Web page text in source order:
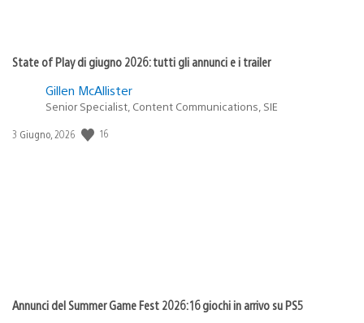
State of Play di giugno 2026: tutti gli annunci e i trailer
Gillen McAllister
Senior Specialist, Content Communications, SIE
Data
3 Giugno, 2026 16
Annunci del Summer Game Fest 2026: 16 giochi in arrivo su PS5